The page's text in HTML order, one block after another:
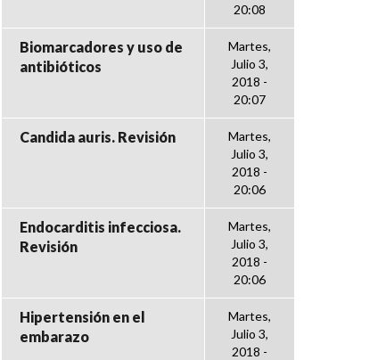
20:08
Biomarcadores y uso de
antibióticos
Martes,
Julio 3,
2018 -
20:07
Candida auris. Revisión
Martes,
Julio 3,
2018 -
20:06
Endocarditis infecciosa.
Revisión
Martes,
Julio 3,
2018 -
20:06
Hipertensión en el
embarazo
Martes,
Julio 3,
2018 -